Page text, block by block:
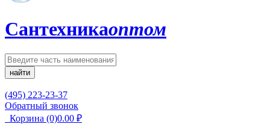
Сантехникаоптом
найти
(495) 223-23-37
Обратный звонок
Корзина (0)0.00 ₽